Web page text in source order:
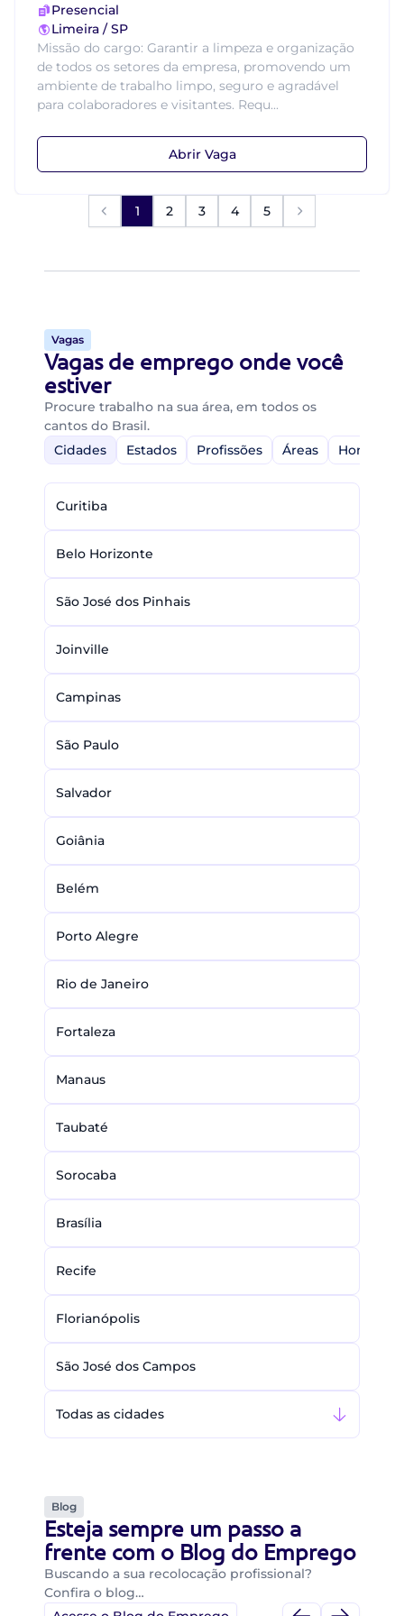
Presencial
Limeira / SP
Missão do cargo: Garantir a limpeza e organização
de todos os setores da empresa, promovendo um
ambiente de trabalho limpo, seguro e agradável
para colaboradores e visitantes. Requ...
Abrir Vaga
1 2 3 4 5
Vagas
Vagas de emprego onde você
estiver
Procure trabalho na sua área, em todos os
cantos do Brasil.
Cidades
Estados Profissões Áreas Home-
Curitiba
Belo Horizonte
São José dos Pinhais
Joinville
Campinas
São Paulo
Salvador
Goiânia
Belém
Porto Alegre
Rio de Janeiro
Fortaleza
Manaus
Taubaté
Sorocaba
Brasília
Recife
Florianópolis
São José dos Campos
Todas as cidades
Blog
Esteja sempre um passo a
frente com o Blog do Emprego
Buscando a sua recolocação profissional?
Confira o blog…